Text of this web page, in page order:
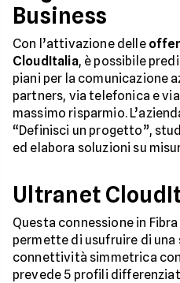
Business
Con l’attivazione delle
CloudItalia, è possibile
piani per la comunicazione
partners, via telefonica e
massimo risparmio.
“Definisci un progetto”,
ed elabora soluzioni su
Ultranet
Questa connessione in
permette di usufruire di
connettività simmetrica
prevede 5 profili